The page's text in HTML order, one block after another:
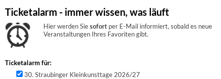
Ticketalarm - immer wissen, was läuft
Hier werden Siesofort per E-Mail informiert, sobald es neue
Veranstaltungen Ihres Favoriten gibt.
Ticketalarm für:
30. Straubinger Kleinkunsttage 2026/27